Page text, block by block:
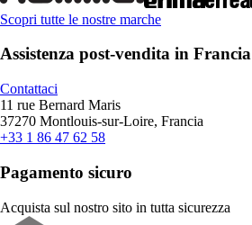
Scopri tutte le nostre marche
Assistenza post-vendita in Francia
Contattaci
11 rue Bernard Maris
37270 Montlouis-sur-Loire, Francia
+33 1 86 47 62 58
Pagamento sicuro
Acquista sul nostro sito in tutta sicurezza